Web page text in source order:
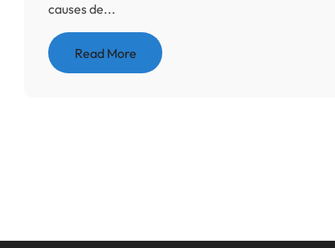
causes de...
Read More